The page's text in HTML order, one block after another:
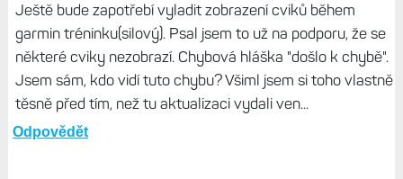
Ještě bude zapotřebí vyladit zobrazení cviků během
garmin tréninku(silový). Psal jsem to už na podporu, že se
některé cviky nezobrazí. Chybová hláška "došlo k chybě".
Jsem sám, kdo vidí tuto chybu? Všiml jsem si toho vlastně
těsně před tím, než tu aktualizaci vydali ven...
Odpovědět